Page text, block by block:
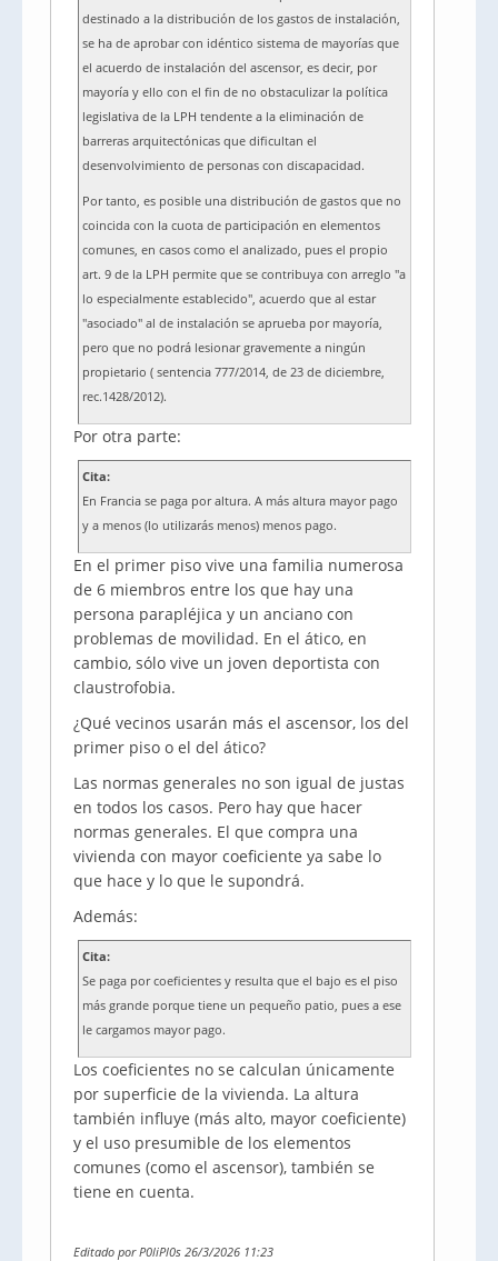
destinado a la distribución de los gastos de instalación,
se ha de aprobar con idéntico sistema de mayorías que
el acuerdo de instalación del ascensor, es decir, por
mayoría y ello con el fin de no obstaculizar la política
legislativa de la LPH tendente a la eliminación de
barreras arquitectónicas que dificultan el
desenvolvimiento de personas con discapacidad.
Por tanto, es posible una distribución de gastos que no
coincida con la cuota de participación en elementos
comunes, en casos como el analizado, pues el propio
art. 9 de la LPH permite que se contribuya con arreglo "a
lo especialmente establecido", acuerdo que al estar
"asociado" al de instalación se aprueba por mayoría,
pero que no podrá lesionar gravemente a ningún
propietario ( sentencia 777/2014, de 23 de diciembre,
rec.1428/2012).
Por otra parte:
Cita:
En Francia se paga por altura. A más altura mayor pago
y a menos (lo utilizarás menos) menos pago.
En el primer piso vive una familia numerosa
de 6 miembros entre los que hay una
persona parapléjica y un anciano con
problemas de movilidad. En el ático, en
cambio, sólo vive un joven deportista con
claustrofobia.
¿Qué vecinos usarán más el ascensor, los del
primer piso o el del ático?
Las normas generales no son igual de justas
en todos los casos. Pero hay que hacer
normas generales. El que compra una
vivienda con mayor coeficiente ya sabe lo
que hace y lo que le supondrá.
Además:
Cita:
Se paga por coeficientes y resulta que el bajo es el piso
más grande porque tiene un pequeño patio, pues a ese
le cargamos mayor pago.
Los coeficientes no se calculan únicamente
por superficie de la vivienda. La altura
también influye (más alto, mayor coeficiente)
y el uso presumible de los elementos
comunes (como el ascensor), también se
tiene en cuenta.
Editado por P0liPl0s 26/3/2026 11:23